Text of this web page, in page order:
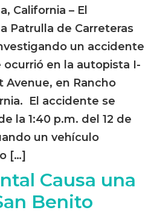
California – El
Patrulla de Carreteras
un accidente
en la autopista I-
Avenue, en Rancho
El accidente se
la 1:40 p.m. del 12 de
un vehículo
[…]
Causa una
Benito